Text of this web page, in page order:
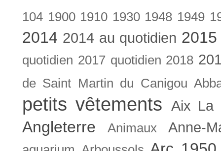
104 1900 1910 1930 1948 1949
2014 2014 au quotidien
quotidien 2017 quotidien 2018
de Saint Martin du Canigou
petits vêtements Aix La
Angleterre Animaux Anne-